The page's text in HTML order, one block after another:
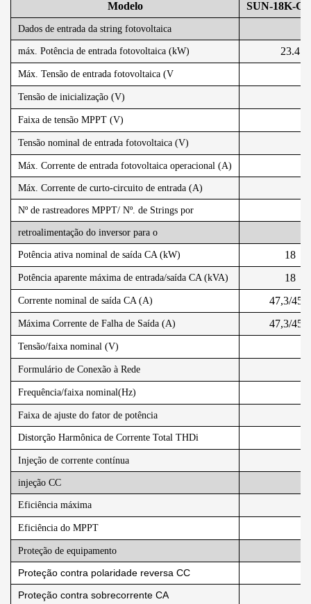
Modelo SUN-18K-
Dados de entrada da string fotovoltaica
máx. Potência de entrada fotovoltaica (kW) 23.4
Máx. Tensão de entrada fotovoltaica (V
Tensão de inicialização (V)
Faixa de tensão MPPT (V)
Tensão nominal de entrada fotovoltaica (V)
Máx. Corrente de entrada fotovoltaica operacional (A)
Máx. Corrente de curto-circuito de entrada (A)
Nº de rastreadores MPPT/ Nº. de Strings por
retroalimentação do inversor para o
Potência ativa nominal de saída CA (kW) 18
Potência aparente máxima de entrada/saída CA (kVA) 18
Corrente nominal de saída CA (A) 47,3/45,2
Máxima Corrente de Falha de Saída (A) 47,3/45,2
Tensão/faixa nominal (V)
Formulário de Conexão à Rede
Frequência/faixa nominal(Hz)
Faixa de ajuste do fator de potência
Distorção Harmônica de Corrente Total THDi
Injeção de corrente contínua
injeção CC
Eficiência máxima
Eficiência do MPPT
Proteção de equipamento
Proteção contra polaridade reversa CC
Proteção contra sobrecorrente CA